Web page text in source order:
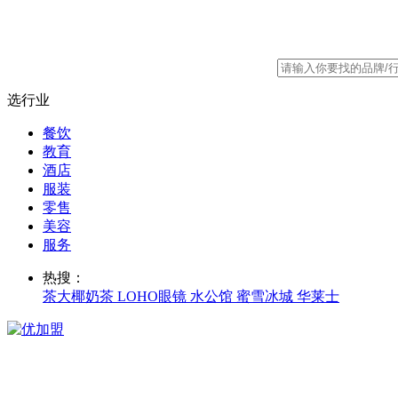
选行业
餐饮
教育
酒店
服装
零售
美容
服务
热搜：
茶大椰奶茶 LOHO眼镜 水公馆 蜜雪冰城 华莱士